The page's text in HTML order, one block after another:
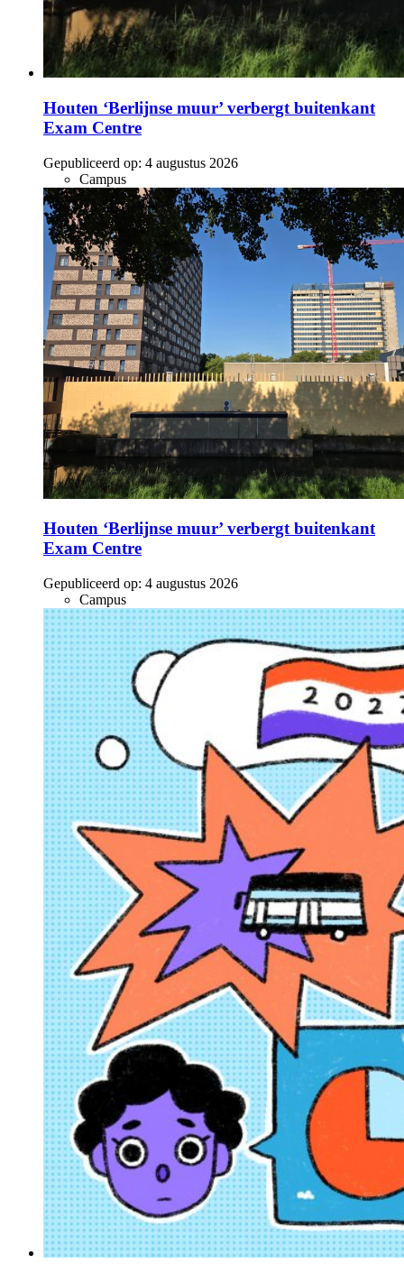
Houten ‘Berlijnse muur’ verbergt buitenkant
Exam Centre
Gepubliceerd op: 4 augustus 2026
Campus
Houten ‘Berlijnse muur’ verbergt buitenkant
Exam Centre
Gepubliceerd op: 4 augustus 2026
Campus